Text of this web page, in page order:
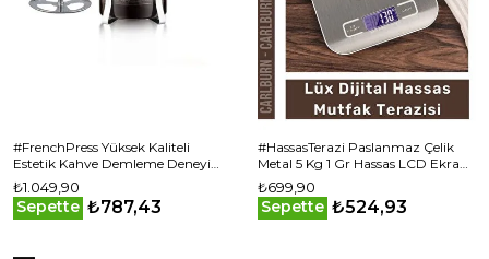
#FrenchPress Yüksek Kaliteli
Estetik Kahve Demleme Deneyimi
Ahşap Detaylı 600 ml Cam
French Press
₺1.049,90
Sepette ₺787,43
#HassasTerazi Paslanmaz Çelik
Metal 5 Kg 1 Gr Hassas LCD Ekran
Gümüş Şık Lüx Dijital Mutfak
Terazisi
₺699,90
Sepette ₺524,93